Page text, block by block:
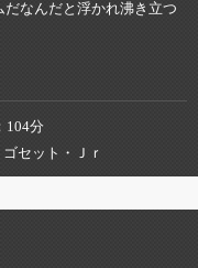
なんだと浮かれ沸き立つ
104分
セット・Ｊｒ